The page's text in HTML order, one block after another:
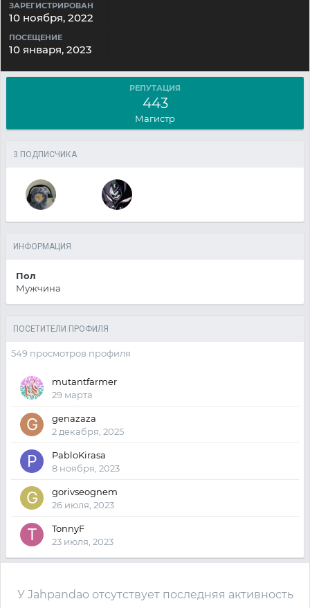
ЗАРЕГИСТРИРОВАН
10 ноября, 2022
ПОСЕЩЕНИЕ
10 января, 2023
РЕПУТАЦИЯ
443
Магистр
3 ПОДПИСЧИКА
ИНФОРМАЦИЯ
Пол
Мужчина
ПОСЕТИТЕЛИ ПРОФИЛЯ
549 просмотров профиля
mutantfarmer
29 марта
genazaza
2 декабря, 2025
PabloKirasa
8 ноября, 2023
gorivseognem
26 июля, 2023
TonnyF
23 июля, 2023
У Jahpandao отсутствует последняя активность